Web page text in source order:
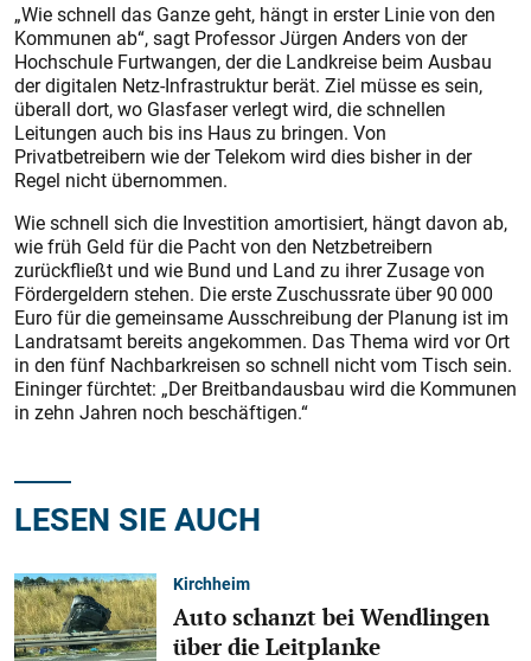
„Wie schnell das Ganze geht, hängt in erster Linie von den
Kommunen ab“, sagt Professor Jürgen Anders von der
Hochschule Furtwangen, der die Landkreise beim Ausbau
der digitalen Netz-Infrastruktur berät. Ziel müsse es sein,
überall dort, wo Glasfaser verlegt wird, die schnellen
Leitungen auch bis ins Haus zu bringen. Von
Privatbetreibern wie der Telekom wird dies bisher in der
Regel nicht übernommen.
Wie schnell sich die Investition amortisiert, hängt davon ab,
wie früh Geld für die Pacht von den Netzbetreibern
zurückfließt und wie Bund und Land zu ihrer Zusage von
Fördergeldern stehen. Die erste Zuschussrate über 90 000
Euro für die gemeinsame Ausschreibung der Planung ist im
Landratsamt bereits angekommen. Das Thema wird vor Ort
in den fünf Nachbarkreisen so schnell nicht vom Tisch sein.
Eininger fürchtet: „Der Breitbandausbau wird die Kommunen
in zehn Jahren noch beschäftigen.“
LESEN SIE AUCH
Kirchheim
Auto schanzt bei Wendlingen
über die Leitplanke